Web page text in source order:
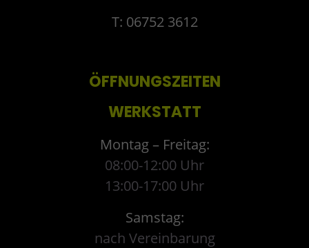
T: 06752 3612
ÖFFNUNGSZEITEN
WERKSTATT
Montag – Freitag:
08:00-12:00 Uhr
13:00-17:00 Uhr
Samstag:
nach Vereinbarung